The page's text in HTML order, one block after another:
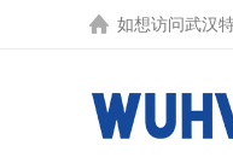
如想访问武汉